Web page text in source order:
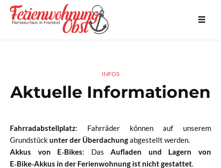
INFOS
Aktuelle Informationen
Fahrradabstellplatz: Fahrräder können auf unserem
Grundstückunter der Überdachungabgestellt werden.
Akkus von E‑Bikes: DasAufladen und Lagern von
E‑Bike‑Akkus in der Ferienwohnung ist nicht gestattet.